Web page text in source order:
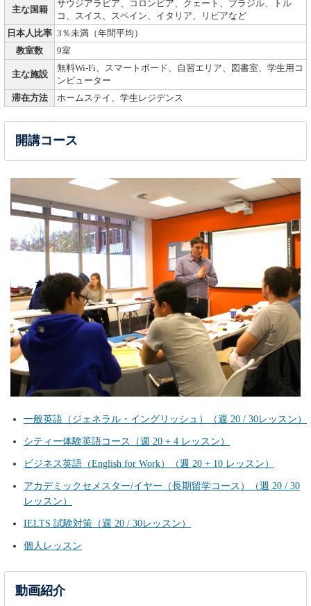
主な国籍
サウジアラビア、コロンビア、クェート、ブラジル、トル
コ、スイス、スペイン、イタリア、リビアなど
日本人比率 3％未満（年間平均）
教室数
9室
主な施設
無料Wi-Fi、スマートボード、自習エリア、図書室、学生用コ
ンピューター
滞在方法
ホームステイ、学生レジデンス
開講コース
一般英語（ジェネラル・イングリッシュ）（週 20 / 30レッスン）
シティー体験英語コース（週 20 + 4 レッスン）
ビジネス英語（English for Work）（週 20 + 10 レッスン）
アカデミックセメスター/イヤー（長期留学コース）（週 20 / 30
レッスン）
IELTS 試験対策（週 20 / 30レッスン）
個人レッスン
動画紹介